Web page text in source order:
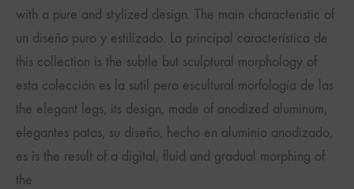
with a pure and stylized design. The main characteristic of
un diseño puro y estilizado. La principal característica de
this collection is the subtle but sculptural morphology of
esta colección es la sutil pero escultural morfología de las
the elegant legs, its design, made of anodized aluminum,
elegantes patas, su diseño, hecho en aluminio anodizado,
es is the result of a digital, fluid and gradual morphing of
the